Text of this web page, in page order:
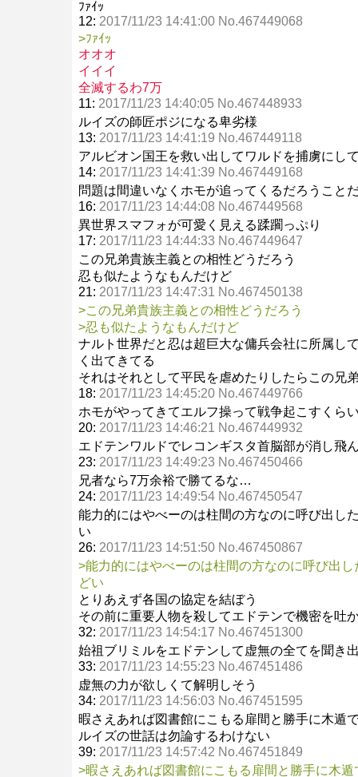
ﾌｧｲｯ
12: 2017/11/23 14:41:00 No.467449068
>ﾌｧｲｯ
オオオ
イイイ
全滅するわ7万
11: 2017/11/23 14:40:05 No.467448933
ルイズの師匠ポジになる卑劣様
13: 2017/11/23 14:41:19 No.467449118
アルビオン国王を救い出してワルドを捕虜にし
14: 2017/11/23 14:41:39 No.467449168
問題は間違いなくホモが追ってくるだろうこと
16: 2017/11/23 14:44:08 No.467449568
異世界スマフォが可愛く見える蹂躙っぷり
17: 2017/11/23 14:44:33 No.467449647
この兄弟貴族主義との相性どうだろう
忍も似たようなもんだけど
21: 2017/11/23 14:47:31 No.467450138
>この兄弟貴族主義との相性どうだろう
>忍も似たようなもんだけど
ナルト世界だと忍は超巨大な傭兵会社に所属し
く出てきてる
それはそれとして平民を虐めたりしたらこの兄
18: 2017/11/23 14:45:20 No.467449766
ホモがやってきてエルフ操って戦争起こすくら
20: 2017/11/23 14:46:21 No.467449932
エドテンワルドでレコンギスタ首脳部が消し飛
23: 2017/11/23 14:49:23 No.467450466
兄者なら7万余裕で勝てるな…
24: 2017/11/23 14:49:54 No.467450547
能力的にはやべーのは柱間の方なのに呼び出し
い
26: 2017/11/23 14:51:50 No.467450867
>能力的にはやべーのは柱間の方なのに呼び出
どい
とりあえず各国の協定を結ぼう
その前に重要人物を殺してエドテンで機密を吐
32: 2017/11/23 14:54:17 No.467451300
始祖ブリミルをエドテンして虚無の全てを聞き
33: 2017/11/23 14:55:23 No.467451486
虚無の力が欲しくて解明しそう
34: 2017/11/23 14:56:03 No.467451595
暇さえあれば図書館にこもる扉間と勝手に木遁
ルイズの世話は勿論するわけない
39: 2017/11/23 14:57:42 No.467451849
>暇さえあれば図書館にこもる扉間と勝手に木